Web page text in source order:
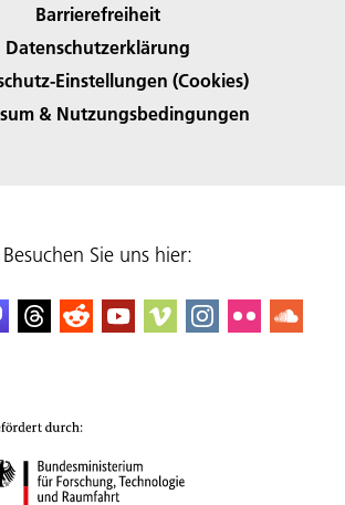
Barrierefreiheit
Datenschutzerklärung
Einstellungen (Cookies)
& Nutzungsbedingungen
Besuchen Sie uns hier: